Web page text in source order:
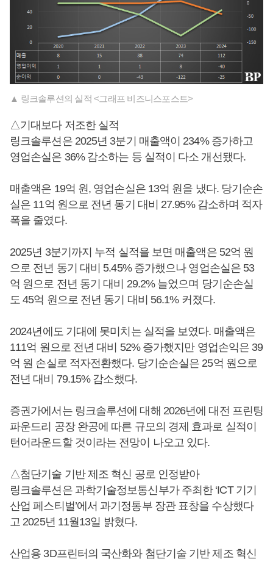
▲ 링크솔루션의 실적 <그래프 비즈니스포스트>
△기대보다 저조한 실적
링크솔루션은 2025년 3분기 매출액이 234% 증가하고
영업손실은 36% 감소하는 등 실적이 다소 개선됐다.
매출액은 19억 원, 영업손실은 13억 원을 냈다. 당기순손
실은 11억 원으로 전년 동기 대비 27.95% 감소하며 적자
폭을 줄였다.
2025년 3분기까지 누적 실적을 보면 매출액은 52억 원
으로 전년 동기 대비 5.45% 증가했으나 영업손실은 53
억 원으로 전년 동기 대비 29.2% 늘었으며 당기순손실
도 45억 원으로 전년 동기 대비 56.1% 커졌다.
2024년에도 기대에 못미치는 실적을 보였다. 매출액은
111억 원으로 전년 대비 52% 증가했지만 영업손익은 39
억 원 손실로 적자전환했다. 당기순손실은 25억 원으로
전년 대비 79.15% 감소했다.
증권가에서는 링크솔루션에 대해 2026년에 대전 프린팅
파운드리 공장 완공에 따른 규모의 경제 효과로 실적이
턴어라운드할 것이라는 전망이 나오고 있다.
△첨단기술 기반 제조 혁신 공로 인정받아
링크솔루션은 과학기술정보통신부가 주최한 ‘ICT 기기
산업 페스티벌’에서 과기정통부 장관 표창을 수상했다
고 2025년 11월13일 밝혔다.
산업용 3D프린터의 국산화와 첨단기술 기반 제조 혁신